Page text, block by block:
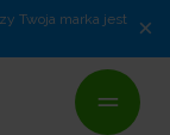
Twoja marka jest
×